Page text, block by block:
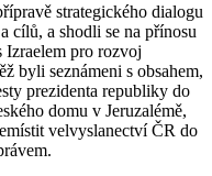
strategického dialogu
cílů, a shodli se na přínosu
pro rozvoj
byli seznámeni s obsahem,
prezidenta republiky do
domu v Jeruzalémě,
velvyslanectví ČR do